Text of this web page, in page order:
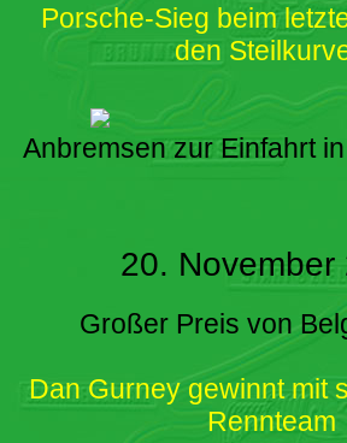
Porsche-Sieg beim
den
Anbremsen zur Einfahrt
20. November
Großer Preis von
Dan Gurney gewinnt mit
Rennteam